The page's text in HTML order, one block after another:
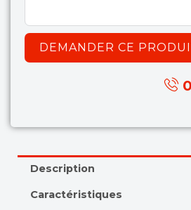
DEMANDER CE
Description
Caractéristiques